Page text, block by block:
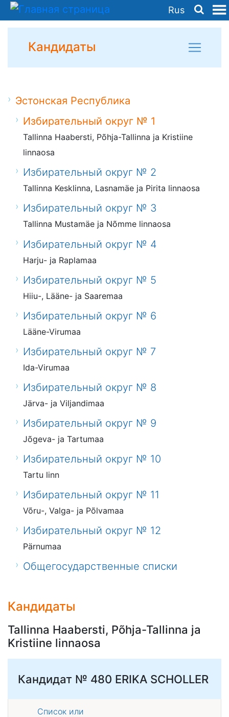
Rus
Кандидаты
Эстонская Республика
Избирательный округ № 1
Tallinna Haabersti, Põhja-Tallinna ja Kristiine
linnaosa
Избирательный округ № 2
Tallinna Kesklinna, Lasnamäe ja Pirita linnaosa
Избирательный округ № 3
Tallinna Mustamäe ja Nõmme linnaosa
Избирательный округ № 4
Harju- ja Raplamaa
Избирательный округ № 5
Hiiu-, Lääne- ja Saaremaa
Избирательный округ № 6
Lääne-Virumaa
Избирательный округ № 7
Ida-Virumaa
Избирательный округ № 8
Järva- ja Viljandimaa
Избирательный округ № 9
Jõgeva- ja Tartumaa
Избирательный округ № 10
Tartu linn
Избирательный округ № 11
Võru-, Valga- ja Põlvamaa
Избирательный округ № 12
Pärnumaa
Общегосударственные списки
Кандидаты
Tallinna Haabersti, Põhja-Tallinna ja
Kristiine linnaosa
Кандидат № 480 ERIKA SCHOLLER
Список или